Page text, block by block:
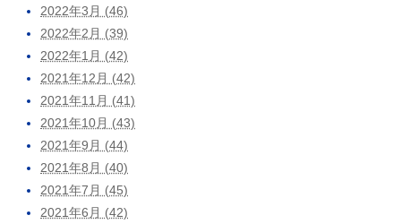
2022年3月 (46)
2022年2月 (39)
2022年1月 (42)
2021年12月 (42)
2021年11月 (41)
2021年10月 (43)
2021年9月 (44)
2021年8月 (40)
2021年7月 (45)
2021年6月 (42)